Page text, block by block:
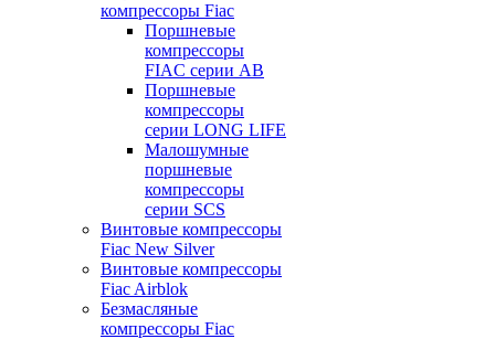
компрессоры Fiac
Поршневые
компрессоры
FIAC серии AB
Поршневые
компрессоры
серии LONG LIFE
Малошумные
поршневые
компрессоры
серии SCS
Винтовые компрессоры
Fiac New Silver
Винтовые компрессоры
Fiac Airblok
Безмасляные
компрессоры Fiac